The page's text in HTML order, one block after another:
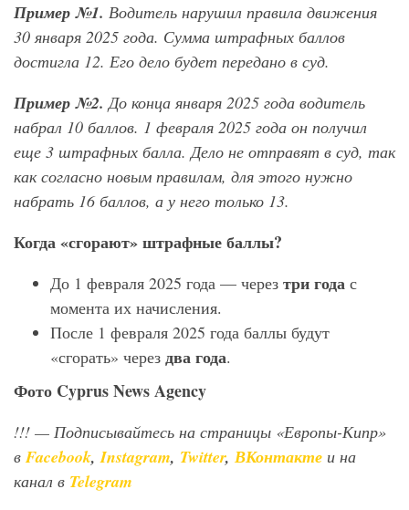
Пример №1. Водитель нарушил правила движения
30 января 2025 года. Сумма штрафных баллов
достигла 12. Его дело будет передано в суд.
Пример №2. До конца января 2025 года водитель
набрал 10 баллов. 1 февраля 2025 года он получил
еще 3 штрафных балла. Дело не отправят в суд, так
как согласно новым правилам, для этого нужно
набрать 16 баллов, а у него только 13.
Когда «сгорают» штрафные баллы?
До 1 февраля 2025 года — через три года с
момента их начисления.
После 1 февраля 2025 года баллы будут
«сгорать» через два года.
Фото CyprusNewsAgency
!!! — Подписывайтесь на страницы «Европы-Кипр»
вFacebook,Instagram, Twitter, ВКонтакте и на
канал в Telegram